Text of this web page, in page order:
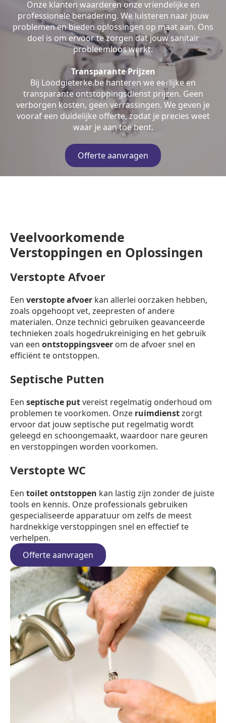
Onze klanten waarderen onze vriendelijke en
professionele benadering. We luisteren naar jouw
problemen en bieden oplossingen op maat aan. Ons
doel is om ervoor te zorgen dat jouw sanitair
probleemloos werkt.
Transparante Prijzen
Bij Loodgieterke.be hanteren we eerlijke en
transparante ontstoppingsdienst prijzen. Geen
verborgen kosten, geen verrassingen. We geven je
vooraf een duidelijke offerte, zodat je precies weet
waar je aan toe bent.
Offerte aanvragen
Veelvoorkomende
Verstoppingen en Oplossingen
Verstopte Afvoer
Een verstopte afvoer kan allerlei oorzaken hebben,
zoals opgehoopt vet, zeepresten of andere
materialen. Onze technici gebruiken geavanceerde
technieken zoals hogedrukreiniging en het gebruik
van een ontstoppingsveer om de afvoer snel en
efficiënt te ontstoppen.
Septische Putten
Een septische putvereist regelmatig onderhoud om
problemen te voorkomen. Onze ruimdienstzorgt
ervoor dat jouw septische put regelmatig wordt
geleegd en schoongemaakt, waardoor nare geuren
en verstoppingen worden voorkomen.
Verstopte WC
Een toilet ontstoppen kan lastig zijn zonder de juiste
tools en kennis. Onze professionals gebruiken
gespecialiseerde apparatuur om zelfs de meest
hardnekkige verstoppingen snel en effectief te
verhelpen.
Offerte aanvragen